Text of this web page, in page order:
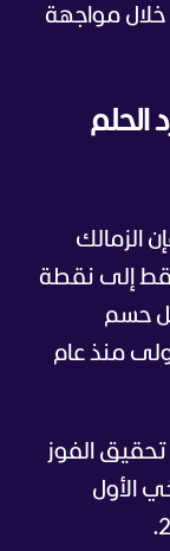
خلال مواجهة
الحلم
الزمالك
فقط إلى نقطة
حسم
والأولى منذ عام
تحقيق الفوز
الأول